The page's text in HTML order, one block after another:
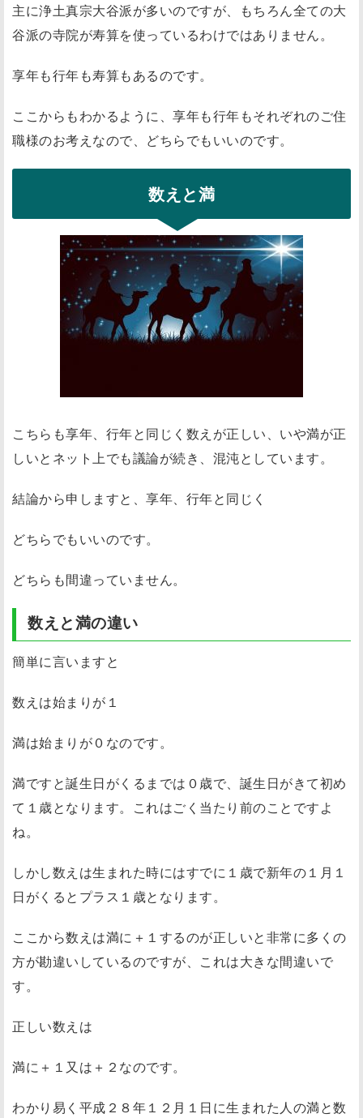
主に浄土真宗大谷派が多いのですが、もちろん全ての大
谷派の寺院が寿算を使っているわけではありません。
享年も行年も寿算もあるのです。
ここからもわかるように、享年も行年もそれぞれのご住
職様のお考えなので、どちらでもいいのです。
数えと満
こちらも享年、行年と同じく数えが正しい、いや満が正
しいとネット上でも議論が続き、混沌としています。
結論から申しますと、享年、行年と同じく
どちらでもいいのです。
どちらも間違っていません。
数えと満の違い
簡単に言いますと
数えは始まりが１
満は始まりが０なのです。
満ですと誕生日がくるまでは０歳で、誕生日がきて初め
て１歳となります。これはごく当たり前のことですよ
ね。
しかし数えは生まれた時にはすでに１歳で新年の１月１
日がくるとプラス１歳となります。
ここから数えは満に＋１するのが正しいと非常に多くの
方が勘違いしているのですが、これは大きな間違いで
す。
正しい数えは
満に＋１又は＋２ なのです。
わかり易く平成２８年１２月１日に生まれた人の満と数